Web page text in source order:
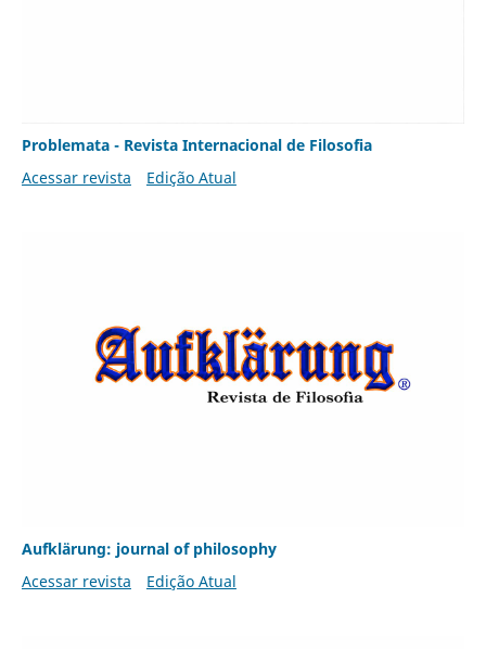
Problemata - Revista Internacional de Filosofia
Acessar revista
Edição Atual
Aufklärung: journal of philosophy
Acessar revista
Edição Atual